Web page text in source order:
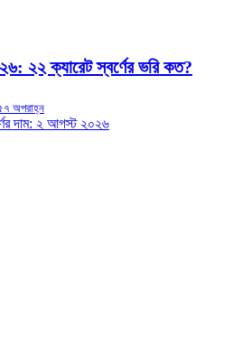
২২ ক্যারেট স্বর্ণের ভরি কত?
অপরাহ্ন